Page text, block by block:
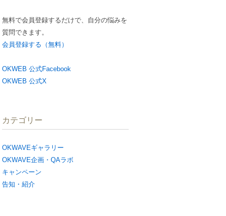
無料で会員登録するだけで、自分の悩みを
質問できます。
会員登録する（無料）
OKWEB 公式Facebook
OKWEB 公式X
カテゴリー
OKWAVEギャラリー
OKWAVE企画・QAラボ
キャンペーン
告知・紹介